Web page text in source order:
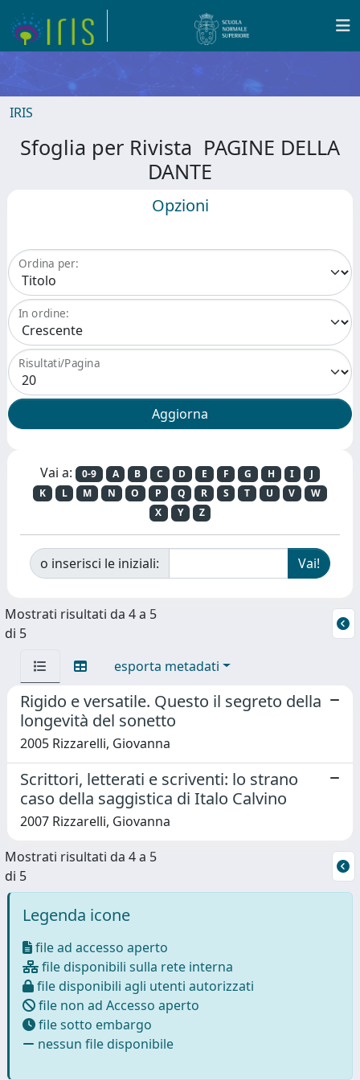
IRIS
Sfoglia per Rivista PAGINE DELLA
DANTE
Opzioni
Ordina per:
In ordine:
Risultati/Pagina
Vai a: 0-9 A B C D E F G H I
J
K
L M N O P Q R S T U V
W
X
Y Z
o inserisci le iniziali:
Mostrati risultati da 4 a 5
di 5
esporta metadati
Rigido e versatile. Questo il segreto della
longevità del sonetto
2005 Rizzarelli, Giovanna
Scrittori, letterati e scriventi: lo strano
caso della saggistica di Italo Calvino
2007 Rizzarelli, Giovanna
Mostrati risultati da 4 a 5
di 5
Legenda icone
file ad accesso aperto
file disponibili sulla rete interna
file disponibili agli utenti autorizzati
file non ad Accesso aperto
file sotto embargo
nessun file disponibile